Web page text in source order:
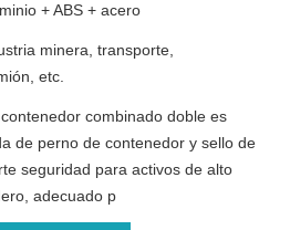
+ ABS + acero
minera, transporte,
etc.
combinado doble es
de perno de contenedor y sello de
seguridad para activos de alto
adecuado p